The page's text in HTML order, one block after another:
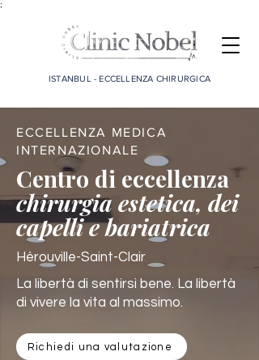
;
ISTANBUL - ECCELLENZA CHIRURGICA
ECCELLENZA MEDICA
INTERNAZIONALE
Centro di eccellenza
chirurgia estetica, dei
capelli e bariatrica
Hérouville-Saint-Clair
La libertà di sentirsi bene. La libertà
di vivere la vita al massimo.
Richiedi una valutazione